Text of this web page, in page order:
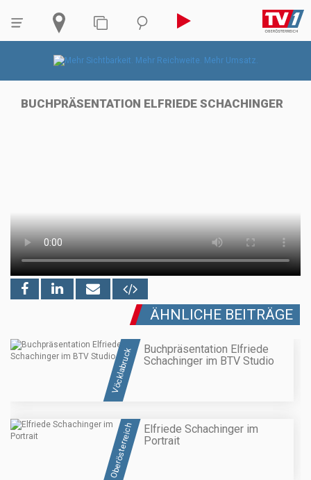
BUCHPRÄSENTATION ELFRIEDE SCHACHINGER
ÄHNLICHE BEITRÄGE
Vöcklabruck
Buchpräsentation Elfriede
Schachinger im BTV Studio
Oberösterreich
Elfriede Schachinger im
Portrait